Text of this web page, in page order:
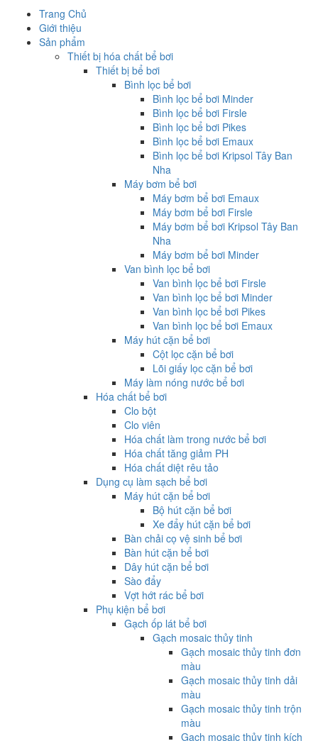
Trang Chủ
Giới thiệu
Sản phẩm
Thiết bị hóa chất bể bơi
Thiết bị bể bơi
Bình lọc bể bơi
Bình lọc bể bơi Minder
Bình lọc bể bơi Firsle
Bình lọc bể bơi Pikes
Bình lọc bể bơi Emaux
Bình lọc bể bơi Kripsol Tây Ban
Nha
Máy bơm bể bơi
Máy bơm bể bơi Emaux
Máy bơm bể bơi Firsle
Máy bơm bể bơi Kripsol Tây Ban
Nha
Máy bơm bể bơi Minder
Van bình lọc bể bơi
Van bình lọc bể bơi Firsle
Van bình lọc bể bơi Minder
Van bình lọc bể bơi Pikes
Van bình lọc bể bơi Emaux
Máy hút cặn bể bơi
Cột lọc cặn bể bơi
Lõi giấy lọc cặn bể bơi
Máy làm nóng nước bể bơi
Hóa chất bể bơi
Clo bột
Clo viên
Hóa chất làm trong nước bể bơi
Hóa chất tăng giảm PH
Hóa chất diệt rêu tảo
Dụng cụ làm sạch bể bơi
Máy hút cặn bể bơi
Bộ hút cặn bể bơi
Xe đẩy hút cặn bể bơi
Bàn chải cọ vệ sinh bể bơi
Bàn hút cặn bể bơi
Dây hút cặn bể bơi
Sào đẩy
Vợt hớt rác bể bơi
Phụ kiện bể bơi
Gạch ốp lát bể bơi
Gạch mosaic thủy tinh
Gạch mosaic thủy tinh đơn
màu
Gạch mosaic thủy tinh dải
màu
Gạch mosaic thủy tinh trộn
màu
Gạch mosaic thủy tinh kích